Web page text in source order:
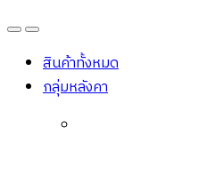
OpenClose
สินค้าทั้งหมด
กลุ่มหลังคา